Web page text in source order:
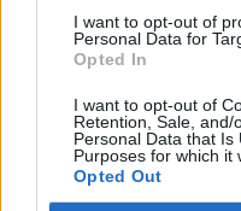
I want to opt-out of
Personal Data for
Opted In
I want to opt-out of
Retention, Sale, and/
Personal Data that Is
Purposes for which it
Opted Out
Palabras Conectadas
Palabras Conectadas
Palabras Conectadas
Palabras Conectadas
Palabras Conectadas
Palabras